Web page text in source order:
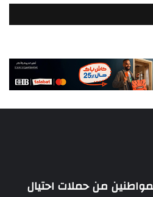
من حملات احتيال